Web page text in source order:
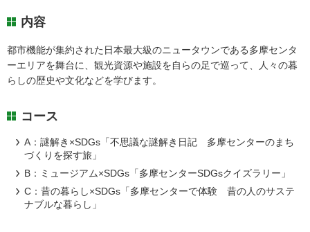
内容
都市機能が集約された日本最大級のニュータウンである多摩センタ
ーエリアを舞台に、観光資源や施設を自らの足で巡って、人々の暮
らしの歴史や文化などを学びます。
コース
A：謎解き×SDGs「不思議な謎解き日記 多摩センターのまち
づくりを探す旅」
B：ミュージアム×SDGs「多摩センターSDGsクイズラリー」
C：昔の暮らし×SDGs「多摩センターで体験 昔の人のサステ
ナブルな暮らし」